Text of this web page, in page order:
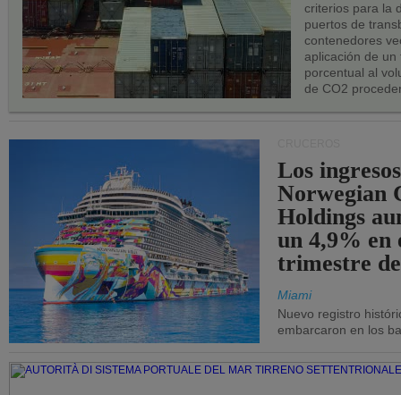
criterios para la
puertos de
contenedores
aplicación de
porcentual al
de CO2
Los
Norwegian
Holdings
un 4,9% en
trimestre
Miami
Nuevo registro
embarcaron en los